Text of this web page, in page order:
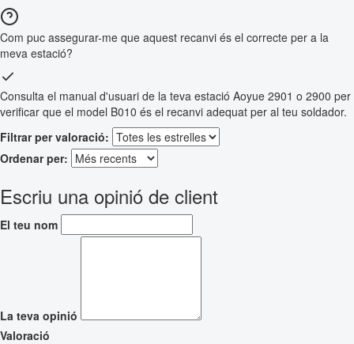
Com puc assegurar-me que aquest recanvi és el correcte per a la
meva estació?
Consulta el manual d'usuari de la teva estació Aoyue 2901 o 2900 per
verificar que el model B010 és el recanvi adequat per al teu soldador.
Filtrar per valoració:
Ordenar per:
Escriu una opinió de client
El teu nom
La teva opinió
Valoració